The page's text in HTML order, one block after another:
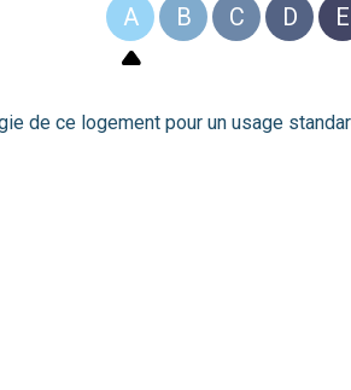
A B C D E
de ce logement pour un usage